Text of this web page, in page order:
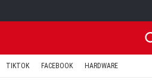
TIKTOK FACEBOOK HARDWARE